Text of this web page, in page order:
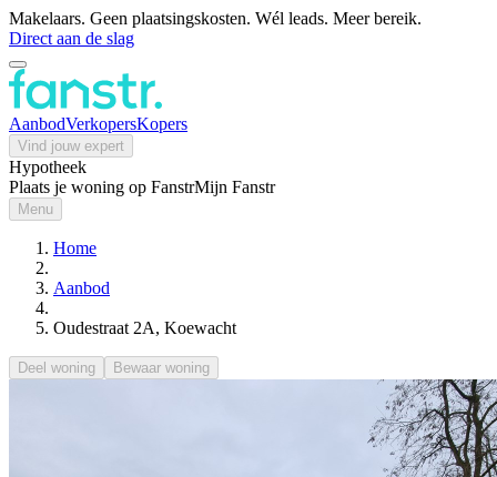
Makelaars. Geen plaatsingskosten. Wél leads. Meer bereik.
Direct aan de slag
AanbodVerkopersKopers
Vind jouw expert
Hypotheek
Plaats je woning op FanstrMijn Fanstr
Menu
Home
Aanbod
Oudestraat 2A, Koewacht
Deel woning Bewaar woning